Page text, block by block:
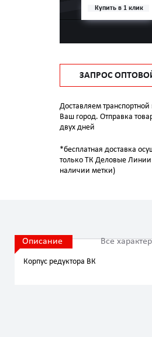
Купить в 1 клик
ЗАПРОС
Доставляем
Ваш город. Отправка
двух дней
*бесплатная доставка
только ТК Деловые
наличии метки)
Описание Все
Корпус редуктора ВК